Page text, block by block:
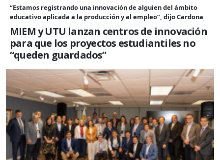
“Estamos registrando una innovación de alguien del ámbito
educativo aplicada a la producción y al empleo”, dijo Cardona
MIEM y UTU lanzan centros de innovación
para que los proyectos estudiantiles no
“queden guardados”